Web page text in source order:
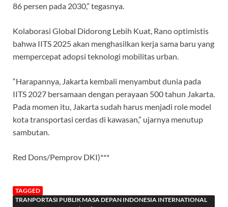
86 persen pada 2030,” tegasnya.
Kolaborasi Global Didorong Lebih Kuat, Rano optimistis
bahwa IITS 2025 akan menghasilkan kerja sama baru yang
mempercepat adopsi teknologi mobilitas urban.
“Harapannya, Jakarta kembali menyambut dunia pada
IITS 2027 bersamaan dengan perayaan 500 tahun Jakarta.
Pada momen itu, Jakarta sudah harus menjadi role model
kota transportasi cerdas di kawasan,” ujarnya menutup
sambutan.
Red Dons/Pemprov DKI)***
TAGGED
TRANPORTASI PUBLIK MASA DEPAN INDONESIA INTERNATIONAL